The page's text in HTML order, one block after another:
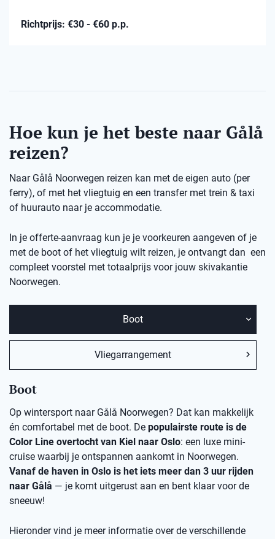
Richtprijs: €30 - €60 p.p.
Hoe kun je het beste naar Gålå
reizen?
Naar Gålå Noorwegen reizen kan met de eigen auto (per
ferry), of met het vliegtuig en een transfer met trein & taxi
of huurauto naar je accommodatie.
In je offerte-aanvraag kun je je voorkeuren aangeven of je
met de boot of het vliegtuig wilt reizen, je ontvangt dan een
compleet voorstel met totaalprijs voor jouw skivakantie
Noorwegen.
Boot
Vliegarrangement
Boot
Op wintersport naar Gålå Noorwegen? Dat kan makkelijk
én comfortabel met de boot. De populairste route is de
Color Line overtocht van Kiel naar Oslo: een luxe mini-
cruise waarbij je ontspannen aankomt in Noorwegen.
Vanaf de haven in Oslo is het iets meer dan 3 uur rijden
naar Gålå — je komt uitgerust aan en bent klaar voor de
sneeuw!
Hieronder vind je meer informatie over de verschillende